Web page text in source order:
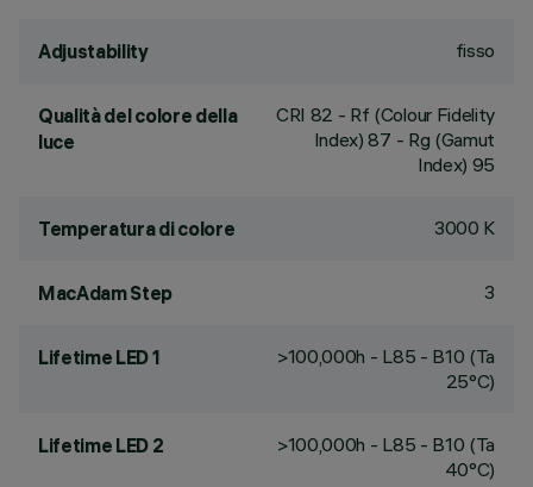
Adjustability fisso
Qualità del colore della
luce
CRI 82 - Rf (Colour Fidelity
Index) 87 - Rg (Gamut
Index) 95
Temperatura di colore 3000 K
MacAdam Step 3
Lifetime LED 1
>100,000h - L85 - B10 (Ta
25°C)
Lifetime LED 2
>100,000h - L85 - B10 (Ta
40°C)